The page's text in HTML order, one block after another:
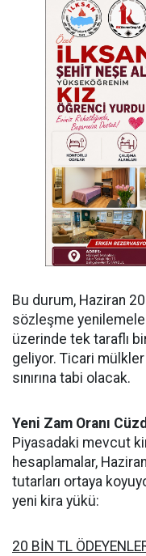
Bu durum, Haziran
sözleşme
üzerinde tek taraflı
geliyor. Ticari mülkler
sınırına tabi olacak.
Yeni Zam Oranı
Piyasadaki mevcut
hesaplamalar,
tutarları ortaya
yeni kira yükü:
20 BİN TL